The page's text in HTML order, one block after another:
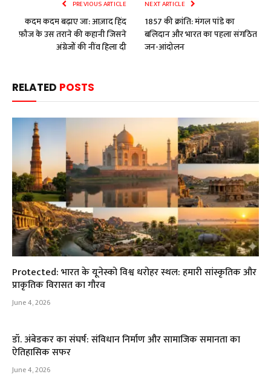
PREVIOUS ARTICLE
कदम कदम बढ़ाए जा: आज़ाद हिंद
फ़ौज के उस तराने की कहानी जिसने
अंग्रेजों की नींव हिला दी
NEXT ARTICLE
1857 की क्रांति: मंगल पांडे का
बलिदान और भारत का पहला संगठित
जन-आंदोलन
RELATED POSTS
Protected: भारत के यूनेस्को विश्व धरोहर स्थल: हमारी सांस्कृतिक और
प्राकृतिक विरासत का गौरव
June 4, 2026
डॉ. अंबेडकर का संघर्ष: संविधान निर्माण और सामाजिक समानता का
ऐतिहासिक सफर
June 4, 2026